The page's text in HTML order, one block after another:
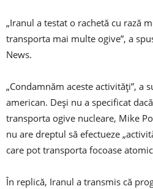
„Iranul a testat o rachetă cu rază
transporta mai multe ogive”, a
News.
„Condamnăm aceste activităţi”, a
american. Deşi nu a specificat
transporta ogive nucleare, Mike
nu are dreptul să efectueze
care pot transporta focoase
În replică, Iranul a transmis că